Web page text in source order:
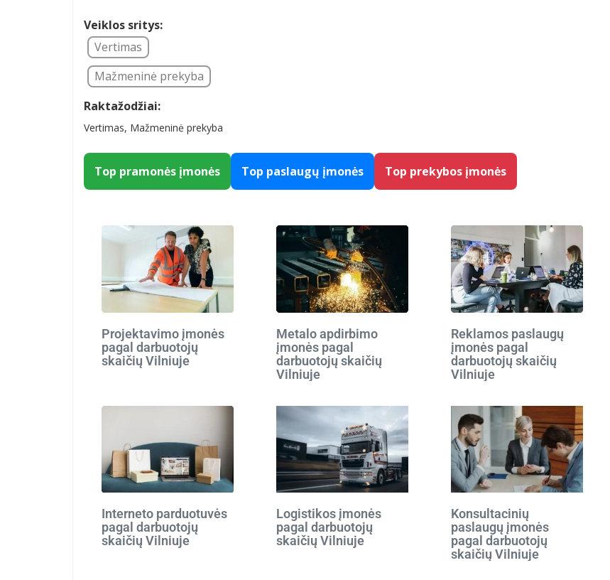
Veiklos sritys:
Vertimas
Mažmeninė prekyba
Raktažodžiai:
Vertimas, Mažmeninė prekyba
Top pramonės įmonės Top paslaugų įmonės Top prekybos įmonės
Projektavimo įmonės
pagal darbuotojų
skaičių Vilniuje
Metalo apdirbimo
įmonės pagal
darbuotojų skaičių
Vilniuje
Reklamos paslaugų
įmonės pagal
darbuotojų skaičių
Vilniuje
Interneto parduotuvės
pagal darbuotojų
skaičių Vilniuje
Logistikos įmonės
pagal darbuotojų
skaičių Vilniuje
Konsultacinių
paslaugų įmonės
pagal darbuotojų
skaičių Vilniuje